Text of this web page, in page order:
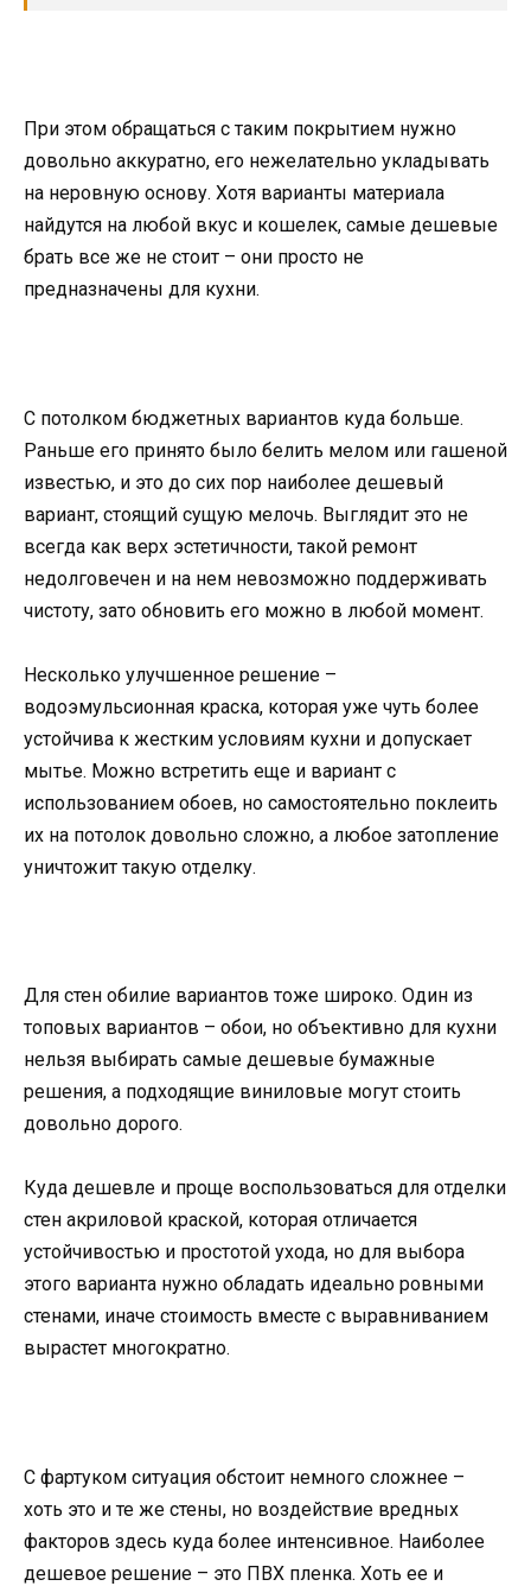
При этом обращаться с таким покрытием нужно
довольно аккуратно, его нежелательно укладывать
на неровную основу. Хотя варианты материала
найдутся на любой вкус и кошелек, самые дешевые
брать все же не стоит – они просто не
предназначены для кухни.
С потолком бюджетных вариантов куда больше.
Раньше его принято было белить мелом или гашеной
известью, и это до сих пор наиболее дешевый
вариант, стоящий сущую мелочь. Выглядит это не
всегда как верх эстетичности, такой ремонт
недолговечен и на нем невозможно поддерживать
чистоту, зато обновить его можно в любой момент.
Несколько улучшенное решение –
водоэмульсионная краска, которая уже чуть более
устойчива к жестким условиям кухни и допускает
мытье. Можно встретить еще и вариант с
использованием обоев, но самостоятельно поклеить
их на потолок довольно сложно, а любое затопление
уничтожит такую отделку.
Для стен обилие вариантов тоже широко. Один из
топовых вариантов – обои, но объективно для кухни
нельзя выбирать самые дешевые бумажные
решения, а подходящие виниловые могут стоить
довольно дорого.
Куда дешевле и проще воспользоваться для отделки
стен акриловой краской, которая отличается
устойчивостью и простотой ухода, но для выбора
этого варианта нужно обладать идеально ровными
стенами, иначе стоимость вместе с выравниванием
вырастет многократно.
С фартуком ситуация обстоит немного сложнее –
хоть это и те же стены, но воздействие вредных
факторов здесь куда более интенсивное. Наиболее
дешевое решение – это ПВХ пленка. Хоть ее и